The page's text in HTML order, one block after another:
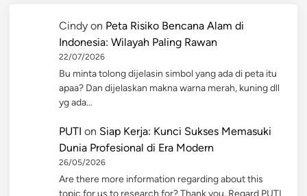
Cindy on Peta Risiko Bencana Alam di
Indonesia: Wilayah Paling Rawan
22/07/2026
Bu minta tolong dijelasin simbol yang ada di peta itu
apaa? Dan dijelaskan makna warna merah, kuning dll
yg ada…
PUTI on Siap Kerja: Kunci Sukses Memasuki
Dunia Profesional di Era Modern
26/05/2026
Are there more information regarding about this
topic for us to research for? Thank you, Regard PUTI